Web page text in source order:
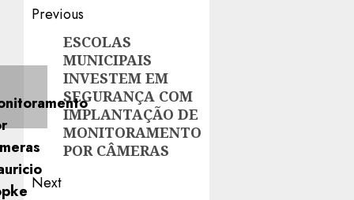
Post
navigation
Previous
Previous
post:
ESCOLAS
MUNICIPAIS
INVESTEM EM
SEGURANÇA COM
IMPLANTAÇÃO DE
MONITORAMENTO
POR CÂMERAS
Next